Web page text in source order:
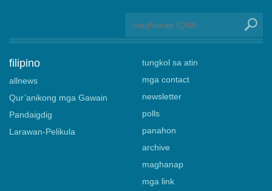
filipino
allnews
Qur’anikong mga Gawain
Pandaigdig
Larawan-Pelikula
tungkol sa atin
mga contact
newsletter
polls
panahon
archive
maghanap
mga link